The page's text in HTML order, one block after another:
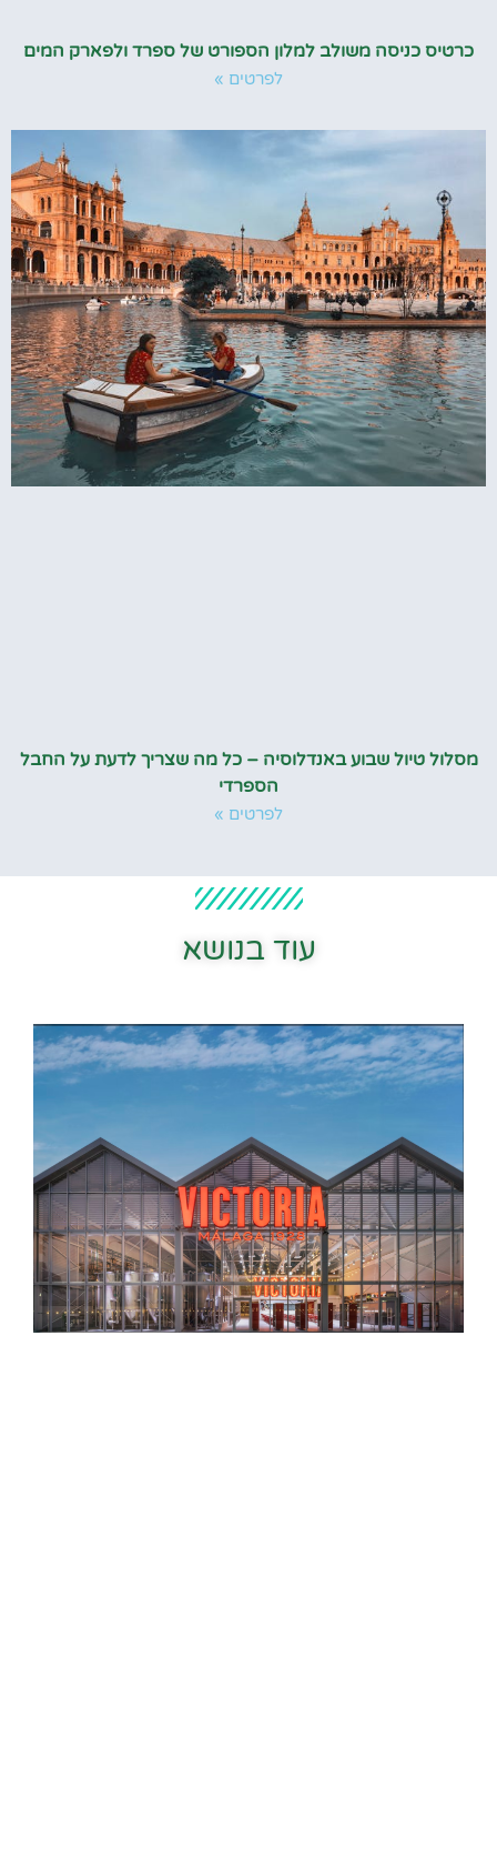
כרטיס כניסה משולב למלון הספורט של ספרד ולפארק המים
לפרטים »
מסלול טיול שבוע באנדלוסיה – כל מה שצריך לדעת על החבל
הספרדי
לפרטים »
עוד בנושא